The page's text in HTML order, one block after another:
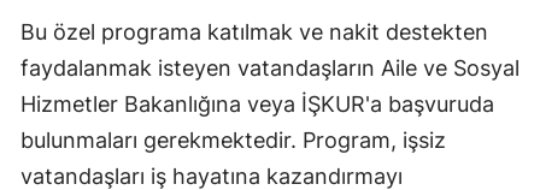
Ordu
Rize
Sakarya
Samsun
Bu özel programa katılmak ve nakit destekten
faydalanmak isteyen vatandaşların Aile ve Sosyal
Hizmetler Bakanlığına veya İŞKUR'a başvuruda
bulunmaları gerekmektedir. Program, işsiz
vatandaşları iş hayatına kazandırmayı